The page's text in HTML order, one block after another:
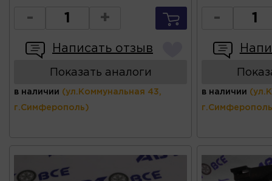
- +
Написать отзыв
Показать аналоги
в наличии (ул.Коммунальная 43,
г.Симферополь)
-
в наличии